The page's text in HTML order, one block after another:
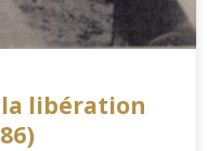
libération